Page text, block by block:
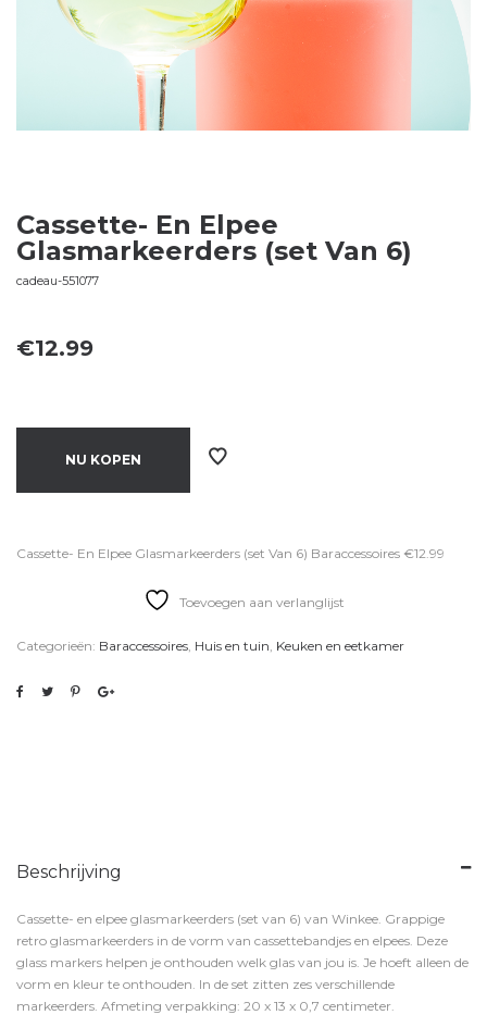
Cassette- En Elpee
Glasmarkeerders (set Van 6)
cadeau-551077
€12.99
NU KOPEN
Cassette- En Elpee Glasmarkeerders (set Van 6) Baraccessoires €12.99
Toevoegen aan verlanglijst
Categorieën: Baraccessoires, Huis en tuin, Keuken en eetkamer
Beschrijving
Cassette- en elpee glasmarkeerders (set van 6) van Winkee. Grappige
retro glasmarkeerders in de vorm van cassettebandjes en elpees. Deze
glass markers helpen je onthouden welk glas van jou is. Je hoeft alleen de
vorm en kleur te onthouden. In de set zitten zes verschillende
markeerders. Afmeting verpakking: 20 x 13 x 0,7 centimeter.